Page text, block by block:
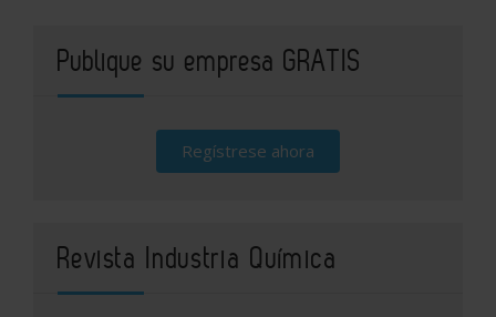
Publique su empresa GRATIS
Regístrese ahora
Revista Industria Química